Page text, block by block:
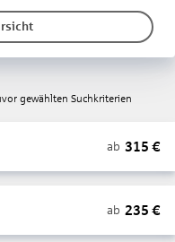
gewählten Suchkriterien
ab 315 €
ab 235 €